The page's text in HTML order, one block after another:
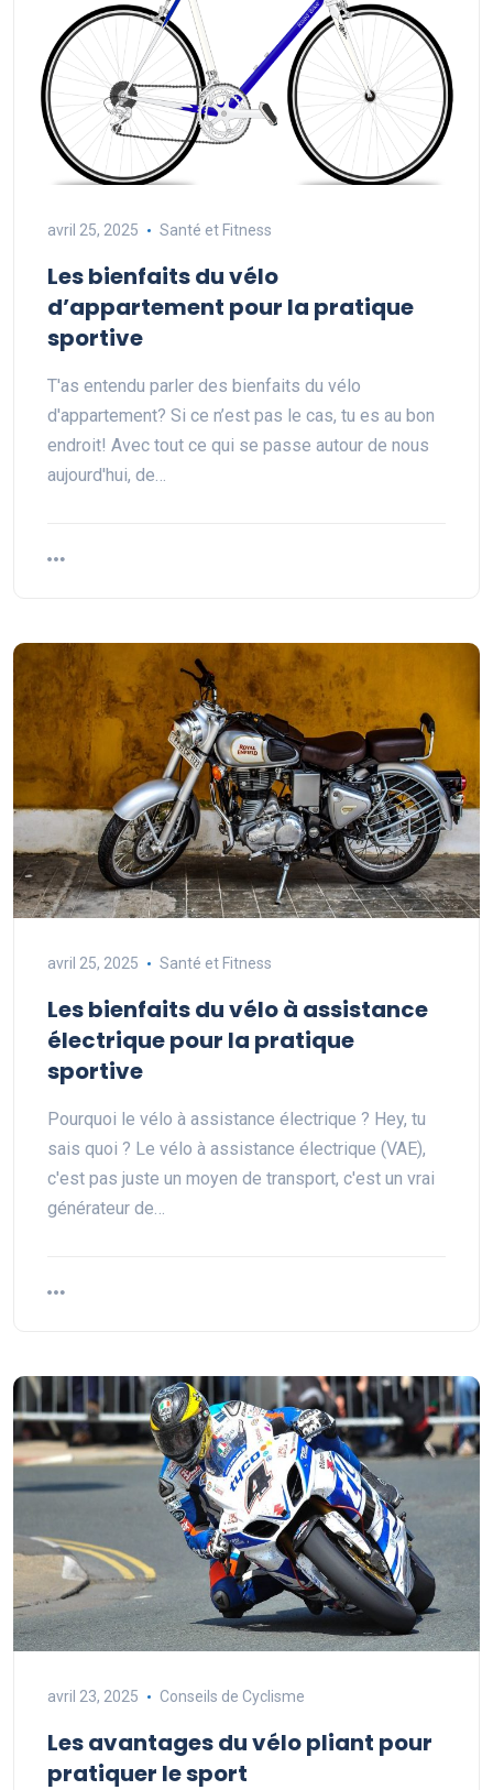
avril 25, 2025 Santé et Fitness
Les bienfaits du vélo
d’appartement pour la pratique
sportive
T'as entendu parler des bienfaits du vélo
d'appartement? Si ce n’est pas le cas, tu es au bon
endroit! Avec tout ce qui se passe autour de nous
aujourd'hui, de…
avril 25, 2025 Santé et Fitness
Les bienfaits du vélo à assistance
électrique pour la pratique
sportive
Pourquoi le vélo à assistance électrique ? Hey, tu
sais quoi ? Le vélo à assistance électrique (VAE),
c'est pas juste un moyen de transport, c'est un vrai
générateur de…
avril 23, 2025 Conseils de Cyclisme
Les avantages du vélo pliant pour
pratiquer le sport